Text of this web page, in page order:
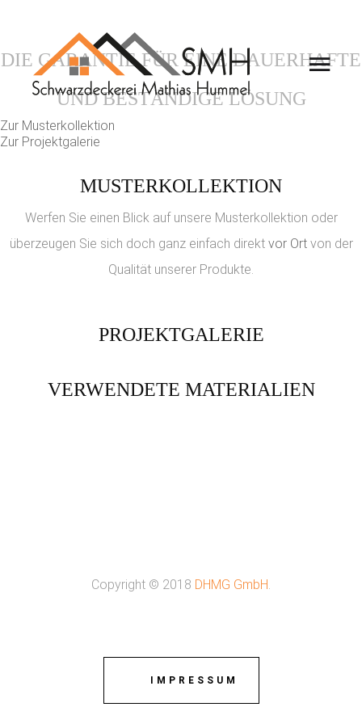
PRAXIS
DIE GARANTIE FÜR EINE DAUERHAFTE
UND BESTÄNDIGE LÖSUNG
Zur Musterkollektion
Zur Projektgalerie
MUSTERKOLLEKTION
Werfen Sie einen Blick auf unsere Musterkollektion oder
überzeugen Sie sich doch ganz einfach direkt vor Ortvon der
Qualität unserer Produkte.
PROJEKTGALERIE
VERWENDETE MATERIALIEN
Copyright © 2018 DHMG GmbH.
IMPRESSUM